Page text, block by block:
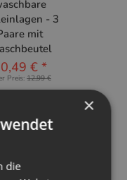
- 3
mit
€ *
Preis: 12,99 €
folgende
×
die